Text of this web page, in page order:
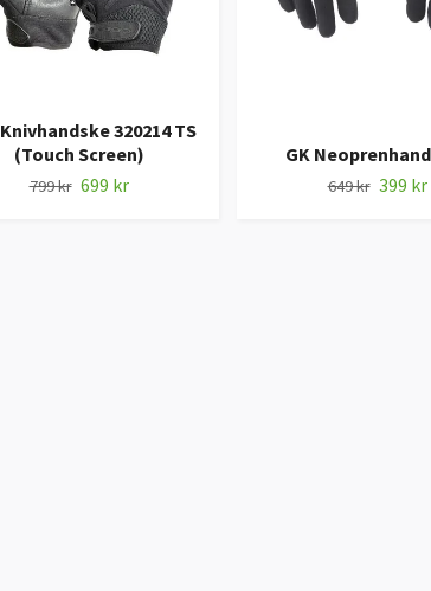
Knivhandske 320214 TS
(Touch Screen)
799 kr 699 kr
GK
649 kr 399 kr